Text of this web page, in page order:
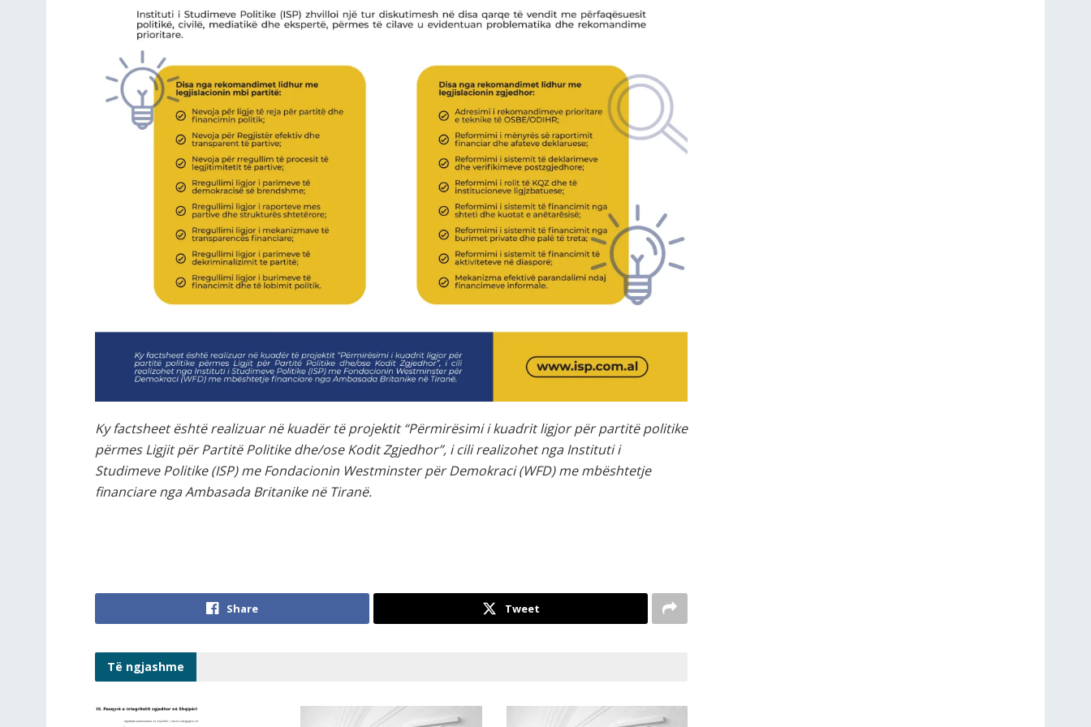
Ky factsheet është realizuar në kuadër të projektit “Përmirësimi i kuadrit ligjor për partitë politike
përmes Ligjit për Partitë Politike dhe/ose Kodit Zgjedhor”, i cili realizohet nga Instituti i
Studimeve Politike (ISP) me Fondacionin Westminster për Demokraci (WFD) me mbështetje
financiare nga Ambasada Britanike në Tiranë.
Share Tweet
Të ngjashme